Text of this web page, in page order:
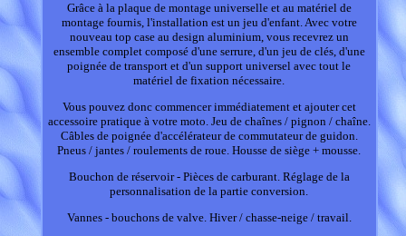
Grâce à la plaque de montage universelle et au matériel de
montage fournis, l'installation est un jeu d'enfant. Avec votre
nouveau top case au design aluminium, vous recevrez un
ensemble complet composé d'une serrure, d'un jeu de clés, d'une
poignée de transport et d'un support universel avec tout le
matériel de fixation nécessaire.
Vous pouvez donc commencer immédiatement et ajouter cet
accessoire pratique à votre moto. Jeu de chaînes / pignon / chaîne.
Câbles de poignée d'accélérateur de commutateur de guidon.
Pneus / jantes / roulements de roue. Housse de siège + mousse.
Bouchon de réservoir - Pièces de carburant. Réglage de la
personnalisation de la partie conversion.
Vannes - bouchons de valve. Hiver / chasse-neige / travail.